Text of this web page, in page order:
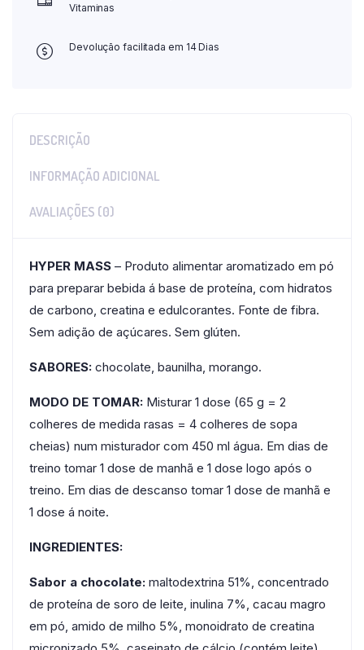
Vitaminas
Devolução facilitada em 14 Dias
DESCRIÇÃO
INFORMAÇÃO ADICIONAL
AVALIAÇÕES (0)
HYPER MASS – Produto alimentar aromatizado em pó
para preparar bebida á base de proteína, com hidratos
de carbono, creatina e edulcorantes. Fonte de fibra.
Sem adição de açúcares. Sem glúten.
SABORES: chocolate, baunilha, morango.
MODO DE TOMAR: Misturar 1 dose (65 g = 2
colheres de medida rasas = 4 colheres de sopa
cheias) num misturador com 450 ml água. Em dias de
treino tomar 1 dose de manhã e 1 dose logo após o
treino. Em dias de descanso tomar 1 dose de manhã e
1 dose á noite.
INGREDIENTES:
Sabor a chocolate: maltodextrina 51%, concentrado
de proteína de soro de leite, inulina 7%, cacau magro
em pó, amido de milho 5%, monoidrato de creatina